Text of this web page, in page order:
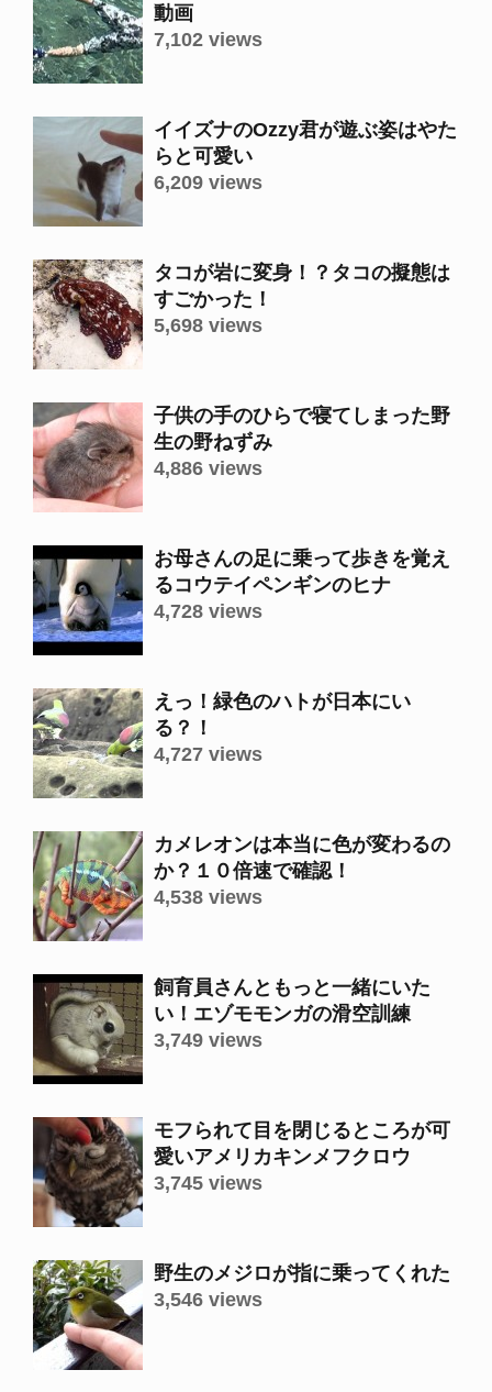
動画
7,102 views
イイズナのOzzy君が遊ぶ姿はやた
らと可愛い
6,209 views
タコが岩に変身！？タコの擬態は
すごかった！
5,698 views
子供の手のひらで寝てしまった野
生の野ねずみ
4,886 views
お母さんの足に乗って歩きを覚え
るコウテイペンギンのヒナ
4,728 views
えっ！緑色のハトが日本にい
る？！
4,727 views
カメレオンは本当に色が変わるの
か？１０倍速で確認！
4,538 views
飼育員さんともっと一緒にいた
い！エゾモモンガの滑空訓練
3,749 views
モフられて目を閉じるところが可
愛いアメリカキンメフクロウ
3,745 views
野生のメジロが指に乗ってくれた
3,546 views